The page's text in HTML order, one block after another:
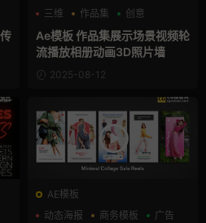
三维
作品集 创意
Ae模板 作品集展示场景视频轮
流播放相册动画3D照片墙
2025-08-12
AE模板
动态海报
商务模板 广告